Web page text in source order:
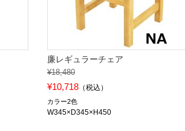
廉レギュラーチェア
¥18,480
¥10,718 （税込）
カラー2色
W345×D345×H450